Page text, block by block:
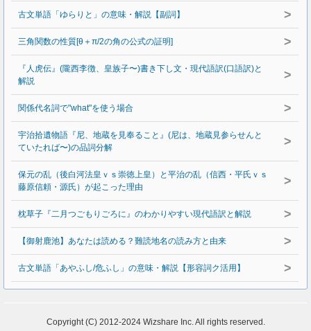
古文単語「ゆらりと」の意味・解説【副詞】 >
三角関数の性質[θ＋π/2の角の公式の証明] >
『人虎伝』(隴西李徴、皇族子〜)書き下し文・現代語訳(口語訳)と
解説
>
関係代名詞で"what"を使う場合 >
宇治拾遺物語『尼、地蔵を見奉ること』(尼は、地蔵見参らせんと
ていたれば〜)の品詞分解
>
保元の乱（後白河法皇ｖｓ崇徳上皇）と平治の乱（信西・平氏ｖｓ
藤原信頼・源氏）が起こった理由
>
枕草子『二月つごもりごろに』のわかりやすい現代語訳と解説 >
【御射鹿池】あなたは読める？難読地名の読み方と由来 >
古文単語「あやふし/危ふし」の意味・解説【形容詞ク活用】 >
Copyright (C) 2012-2024 Wizshare Inc. All rights reserved.